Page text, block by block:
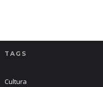
TAGS
Cultura